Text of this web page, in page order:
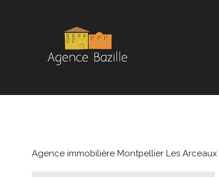
Agence immobilière Montpellier Les Arceaux